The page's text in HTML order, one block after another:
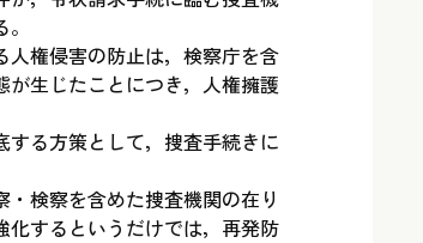
権侵害の防止は，検察庁を含
生じたことにつき，人権擁護
る方策として，捜査手続きに
検察を含めた捜査機関の在り
するというだけでは，再発防